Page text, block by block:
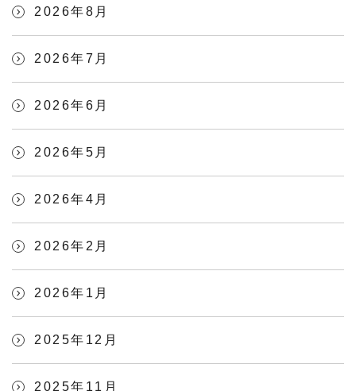
2026年8月
2026年7月
2026年6月
2026年5月
2026年4月
2026年2月
2026年1月
2025年12月
2025年11月